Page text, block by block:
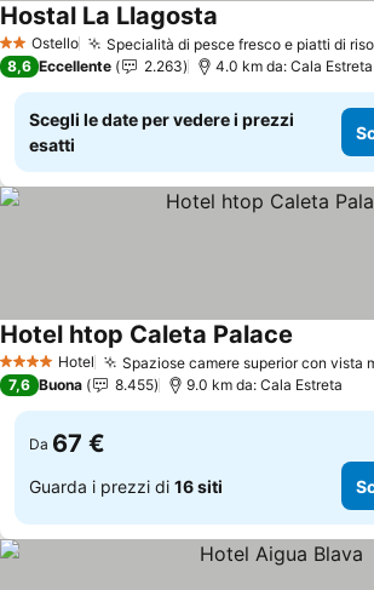
2 StelleOstello Specialità di pesce fresco e piatti di riso
Hostal La Llagosta
8,6 Eccellente 2.263 4.0 km da: Cala Estreta
Scegli le date per vedere i prezzi
esatti
4 Stelle Hotel Spaziose camere superior con vista
Hotel htop Caleta Palace
7,6 Buona 8.455 9.0 km da: Cala Estreta
Da 67 €
Guarda i prezzi di 16 siti